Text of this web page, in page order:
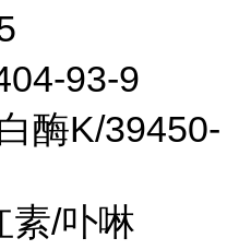
93-9
酶K/39450-
素/卟啉